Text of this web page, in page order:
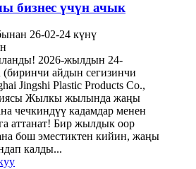
бизнес үчүн ачык
26-02-24 күнү
2026-жылдын 24-
(биринчи айдын сегизинчи
Jingshi Plastic Products Co.,
Жылкы жылында жаңы
чечкиндүү кадамдар менен
аттанат! Бир жылдык оор
бош эместиктен кийин, жаңы
калды...